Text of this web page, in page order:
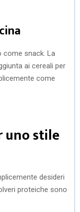
come snack. La
ai cereali per
come
uno stile
desideri
proteiche sono